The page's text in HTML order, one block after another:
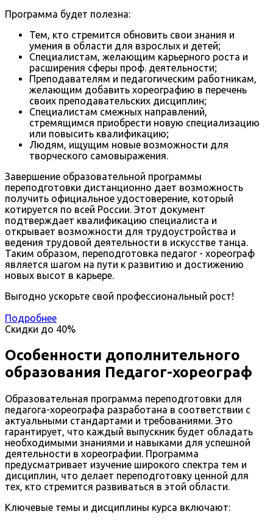
Программа будет полезна:
Тем, кто стремится обновить свои знания и
умения в области для взрослых и детей;
Специалистам, желающим карьерного роста и
расширения сферы проф. деятельности;
Преподавателям и педагогическим работникам,
желающим добавить хореографию в перечень
своих преподавательских дисциплин;
Специалистам смежных направлений,
стремящимся приобрести новую специализацию
или повысить квалификацию;
Людям, ищущим новые возможности для
творческого самовыражения.
Завершение образовательной программы
переподготовки дистанционно дает возможность
получить официальное удостоверение, который
котируется по всей России. Этот документ
подтверждает квалификацию специалиста и
открывает возможности для трудоустройства и
ведения трудовой деятельности в искусстве танца.
Таким образом, переподготовка педагог - хореограф
является шагом на пути к развитию и достижению
новых высот в карьере.
Выгодно ускорьте свой профессиональный рост!
Подробнее
Скидки до 40%
Особенности дополнительного
образования Педагог-хореограф
Образовательная программа переподготовки для
педагога-хореографа разработана в соответствии с
актуальными стандартами и требованиями. Это
гарантирует, что каждый выпускник будет обладать
необходимыми знаниями и навыками для успешной
деятельности в хореографии. Программа
предусматривает изучение широкого спектра тем и
дисциплин, что делает переподготовку ценной для
тех, кто стремится развиваться в этой области.
Ключевые темы и дисциплины курса включают: